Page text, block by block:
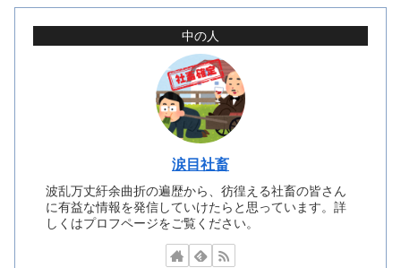
中の人
涙目社畜
波乱万丈紆余曲折の遍歴から、彷徨える社畜の皆さん
に有益な情報を発信していけたらと思っています。詳
しくはプロフページをご覧ください。